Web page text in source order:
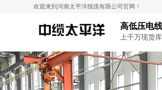
欢迎来到河南太平洋线缆有限公司官网！
高低压电
上千万现货